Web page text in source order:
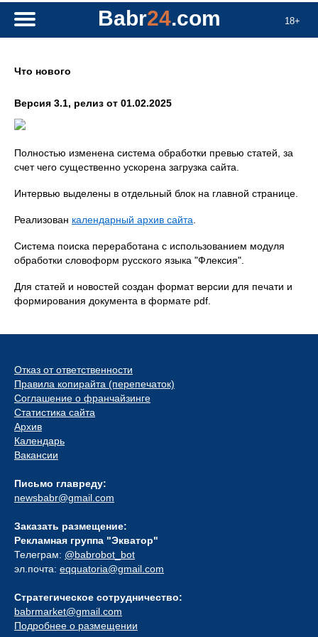
18+
Babr24.com
Что нового
Версия 3.1, релиз от 01.02.2025
Полностью изменена система обработки превью статей, за
счет чего существенно ускорена загрузка сайта.
Интервью выделены в отдельный блок на главной странице.
Реализован календарный архив сайта
Система поиска переработана с использованием модуля
обработки словоформ русского языка "Флексия".
Для статей и новостей создан формат версии для печати и
формирования документа в формате pdf.
Отказ от ответственности
Правила копирайта (перепечаток)
Соглашение о франчайзинге
Статистика сайта
Архив
Календарь
Вакансии
Письмо главреду:
newsbabr@gmail.com
Заказать размещение:
Рекламная группа "Экватор"
Телеграм: @babrobot_bot
эл.почта: eqquatoria@gmail.com
Стратегическое сотрудничество:
babrmarket@gmail.com
Подробнее о размещении